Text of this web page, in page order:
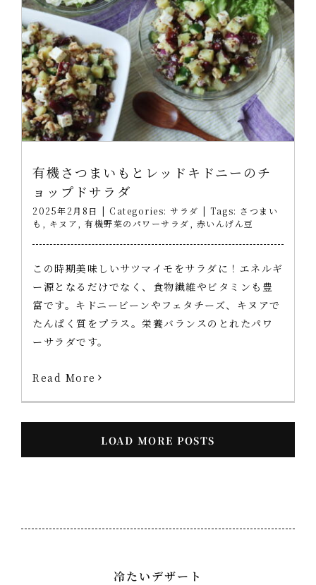
有機さつまいもとレッドキドニーのチ
ョップドサラダ
2025年2月8日 | Categories: サラダ | Tags: さつまい
も
キヌア 有機野菜のパワーサラダ 赤いんげん豆
この時期美味しいサツマイモをサラダに！エネルギ
ー源となるだけでなく、食物繊維やビタミンも豊
富です。キドニービーンやフェタチーズ、キヌアで
たんぱく質をプラス。栄養バランスのとれたパワ
ーサラダです。
Read More
LOAD MORE POSTS
冷たいデザート